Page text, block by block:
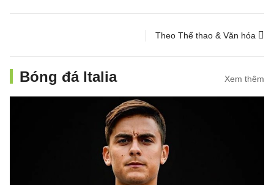
Theo Thể thao & Văn hóa
Bóng đá Italia Xem thêm